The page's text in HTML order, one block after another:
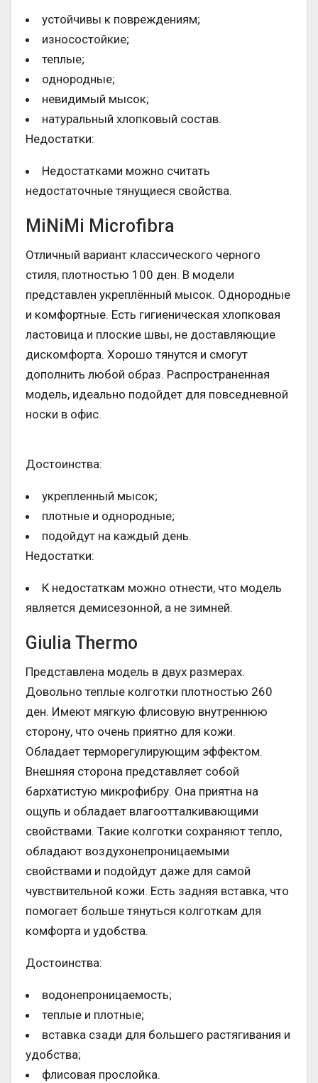
устойчивы к повреждениям;
износостойкие;
теплые;
однородные;
невидимый мысок;
натуральный хлопковый состав.
Недостатки:
Недостатками можно считать
недостаточные тянущиеся свойства.
MiNiMi Microfibra
Отличный вариант классического черного
стиля, плотностью 100 ден. В модели
представлен укреплённый мысок. Однородные
и комфортные. Есть гигиеническая хлопковая
ластовица и плоские швы, не доставляющие
дискомфорта. Хорошо тянутся и смогут
дополнить любой образ. Распространенная
модель, идеально подойдет для повседневной
носки в офис.
Достоинства:
укрепленный мысок;
плотные и однородные;
подойдут на каждый день.
Недостатки:
К недостаткам можно отнести, что модель
является демисезонной, а не зимней.
Giulia Thermo
Представлена модель в двух размерах.
Довольно теплые колготки плотностью 260
ден. Имеют мягкую флисовую внутреннюю
сторону, что очень приятно для кожи.
Обладает терморегулирующим эффектом.
Внешняя сторона представляет собой
бархатистую микрофибру. Она приятна на
ощупь и обладает влагоотталкивающими
свойствами. Такие колготки сохраняют тепло,
обладают воздухонепроницаемыми
свойствами и подойдут даже для самой
чувствительной кожи. Есть задняя вставка, что
помогает больше тянуться колготкам для
комфорта и удобства.
Достоинства:
водонепроницаемость;
теплые и плотные;
вставка сзади для большего растягивания и
удобства;
флисовая прослойка.